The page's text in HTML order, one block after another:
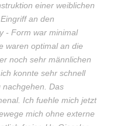
einer weiblichen
an den
- Form war minimal
waren optimal an die
noch sehr männlichen
konnte sehr schnell
nachgehen. Das
Ich fuehle mich jetzt
mich ohne externe